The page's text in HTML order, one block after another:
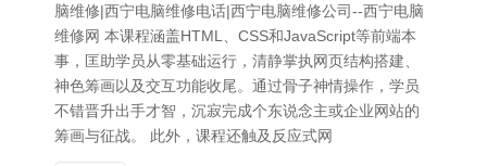
脑维修|西宁电脑维修电话|西宁电脑维修公司--西宁电脑
维修网 本课程涵盖HTML、CSS和JavaScript等前端本
事，匡助学员从零基础运行，清静掌执网页结构搭建、
神色筹画以及交互功能收尾。通过骨子神情操作，学员
不错晋升出手才智，沉寂完成个东说念主或企业网站的
筹画与征战。 此外，课程还触及反应式网